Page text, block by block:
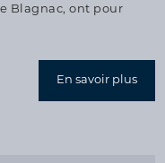
Blagnac, ont pour
En savoir plus